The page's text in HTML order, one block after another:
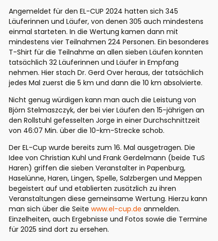
Angemeldet für den EL-CUP 2024 hatten sich 345
Läuferinnen und Läufer, von denen 305 auch mindestens
einmal starteten. In die Wertung kamen dann mit
mindestens vier Teilnahmen 224 Personen. Ein besonderes
T-Shirt für die Teilnahme an allen sieben Läufen konnten
tatsächlich 32 Läuferinnen und Läufer in Empfang
nehmen. Hier stach Dr. Gerd Over heraus, der tatsächlich
jedes Mal zuerst die 5 km und dann die 10 km absolvierte.
Nicht genug würdigen kann man auch die Leistung von
Björn Stelmaszczyk, der bei vier Läufen den 15-jährigen an
den Rollstuhl gefesselten Jorge in einer Durchschnittzeit
von 46:07 Min. über die 10-km-Strecke schob.
Der EL-Cup wurde bereits zum 16. Mal ausgetragen. Die
Idee von Christian Kuhl und Frank Gerdelmann (beide TuS
Haren) griffen die sieben Veranstalter in Papenburg,
Haselünne, Haren, Lingen, Spelle, Salzbergen und Meppen
begeistert auf und etablierten zusätzlich zu ihren
Veranstaltungen diese gemeinsame Wertung. Hierzu kann
man sich über die Seite www.el-cup.de anmelden.
Einzelheiten, auch Ergebnisse und Fotos sowie die Termine
für 2025 sind dort zu ersehen.